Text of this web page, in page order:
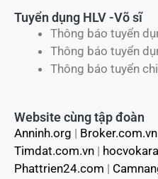
Tuyển dụng HLV -Võ sĩ
Thông báo tuyển
Thông báo tuyển
Thông báo tuyển
Website cùng tập đoàn
Anninh.org | Broker.com.vn
Timdat.com.vn |
Phattrien24.com |